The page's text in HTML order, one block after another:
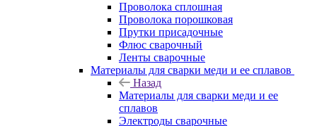
Проволока сплошная
Проволока порошковая
Прутки присадочные
Флюс сварочный
Ленты сварочные
Материалы для сварки меди и ее сплавов
Назад
Материалы для сварки меди и ее
сплавов
Электроды сварочные